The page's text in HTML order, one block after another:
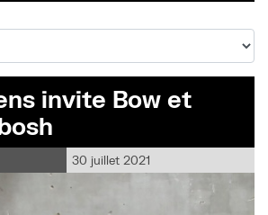
invite Bow et
30 juillet 2021